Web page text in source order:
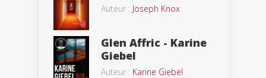
Auteur : Joseph Knox
Glen Affric - Karine
Giebel
Auteur : Karine Giebel